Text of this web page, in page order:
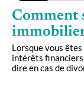
Comment
Lorsque vous
intérêts financiers
dire en cas de